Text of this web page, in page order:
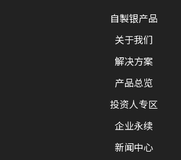
自製银产品
关于我们
解决方案
产品总览
投资人专区
企业永续
新闻中心